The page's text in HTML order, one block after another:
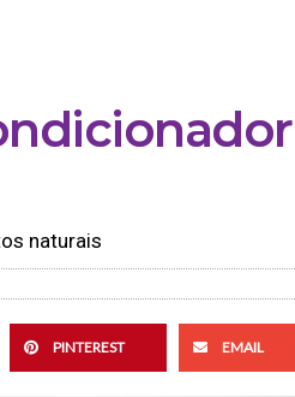
naturais
PINTEREST EMAIL